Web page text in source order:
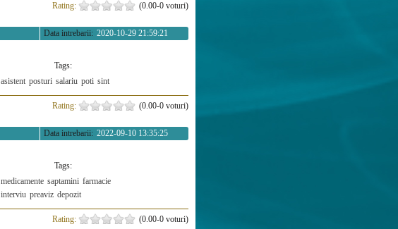
(0.00-0 voturi)
Rating:
2020-10-29 21:59:21
Data intrebarii:
Tags:
asistent posturi salariu poti sint
(0.00-0 voturi)
Rating:
2022-09-10 13:35:25
Data intrebarii:
Tags:
medicamente saptamini farmacie
interviu preaviz depozit
(0.00-0 voturi)
Rating: